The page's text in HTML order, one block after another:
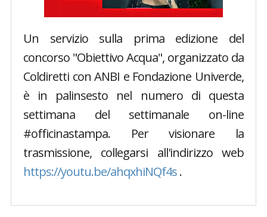
Un servizio sulla prima edizione del
concorso "Obiettivo Acqua", organizzato da
Coldiretti con ANBI e Fondazione Univerde,
è in palinsesto nel numero di questa
settimana del settimanale on-line
#officinastampa. Per visionare la
trasmissione, collegarsi all'indirizzo web
https://youtu.be/ahqxhiNQf4s.